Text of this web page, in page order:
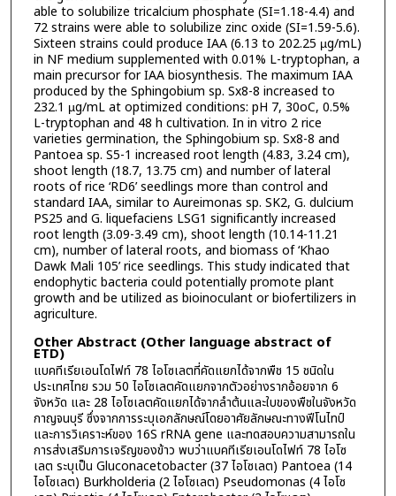
able to solubilize tricalcium phosphate (SI=1.18-4.4) and
72 strains were able to solubilize zinc oxide (SI=1.59-5.6).
Sixteen strains could produce IAA (6.13 to 202.25 µg/mL)
in NF medium supplemented with 0.01% L-tryptophan, a
main precursor for IAA biosynthesis. The maximum IAA
produced by the Sphingobium sp. Sx8-8 increased to
232.1 µg/mL at optimized conditions: pH 7, 30oC, 0.5%
L-tryptophan and 48 h cultivation. In in vitro 2 rice
varieties germination, the Sphingobium sp. Sx8-8 and
Pantoea sp. S5-1 increased root length (4.83, 3.24 cm),
shoot length (18.7, 13.75 cm) and number of lateral
roots of rice ‘RD6’ seedlings more than control and
standard IAA, similar to Aureimonas sp. SK2, G. dulcium
PS25 and G. liquefaciens LSG1 significantly increased
root length (3.09-3.49 cm), shoot length (10.14-11.21
cm), number of lateral roots, and biomass of ‘Khao
Dawk Mali 105’ rice seedlings. This study indicated that
endophytic bacteria could potentially promote plant
growth and be utilized as bioinoculant or biofertilizers in
agriculture.
Other Abstract (Other language abstract of
ETD)
แบคทีเรียเอนโดไฟท์ 78 ไอโซเลตที่คัดแยกได้จากพืช 15 ชนิดใน
ประเทศไทย รวม 50 ไอโซเลตคัดแยกจากตัวอย่างรากอ้อยจาก 6
จังหวัด และ 28 ไอโซเลตคัดแยกได้จากลำต้นและใบของพืชในจังหวัด
กาญจนบุรี ซึ่งจากการระบุเอกลักษณ์โดยอาศัยลักษณะทางฟีโนไทป์
และการวิเคราะห์ของ 16S rRNA gene และทดสอบความสามารถใน
การส่งเสริมการเจริญของข้าว พบว่าแบคทีเรียเอนโดไฟท์ 78 ไอโซ
เลต ระบุเป็น Gluconacetobacter (37 ไอโซเลต) Pantoea (14
ไอโซเลต) Burkholderia (2 ไอโซเลต) Pseudomonas (4 ไอโซ